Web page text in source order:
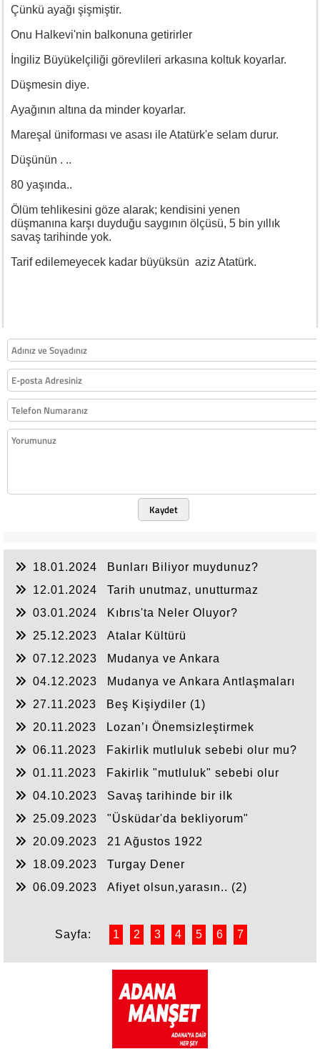
Çünkü ayağı şişmiştir.
Onu Halkevi'nin balkonuna getirirler
İngiliz Büyükelçiliği görevlileri arkasına koltuk koyarlar.
Düşmesin diye.
Ayağının altına da minder koyarlar.
Mareşal üniforması ve asası ile Atatürk'e selam durur.
Düşünün . ..
80 yaşında..
Ölüm tehlikesini göze alarak; kendisini yenen
düşmanına karşı duyduğu saygının ölçüsü, 5 bin yıllık
savaş tarihinde yok.
Tarif edilemeyecek kadar büyüksün aziz Atatürk.
Kaydet
18.01.2024
Bunları Biliyor muydunuz?
12.01.2024
Tarih unutmaz, unutturmaz
03.01.2024
Kıbrıs'ta Neler Oluyor?
25.12.2023
Atalar Kültürü
07.12.2023
Mudanya ve Ankara
04.12.2023
Mudanya ve Ankara Antlaşmaları
27.11.2023
Beş Kişiydiler (1)
20.11.2023
Lozan’ı Önemsizleştirmek
06.11.2023
Fakirlik mutluluk sebebi olur mu?
01.11.2023
Fakirlik "mutluluk" sebebi olur
04.10.2023
Savaş tarihinde bir ilk
25.09.2023
"Üsküdar'da bekliyorum"
20.09.2023
21 Ağustos 1922
18.09.2023
Turgay Dener
06.09.2023
Afiyet olsun,yarasın.. (2)
Sayfa: 1 2 3 4 5 6 7